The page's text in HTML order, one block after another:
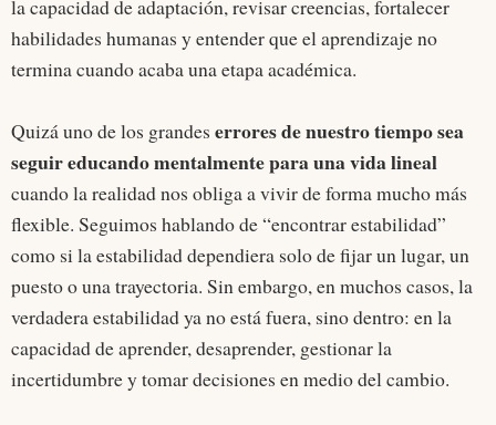
la capacidad de adaptación, revisar creencias, fortalecer
habilidades humanas y entender que el aprendizaje no
termina cuando acaba una etapa académica.
Quizá uno de los grandes errores de nuestro tiempo sea
seguir educando mentalmente para una vida lineal
cuando la realidad nos obliga a vivir de forma mucho más
flexible. Seguimos hablando de “encontrar estabilidad”
como si la estabilidad dependiera solo de fijar un lugar, un
puesto o una trayectoria. Sin embargo, en muchos casos, la
verdadera estabilidad ya no está fuera, sino dentro: en la
capacidad de aprender, desaprender, gestionar la
incertidumbre y tomar decisiones en medio del cambio.